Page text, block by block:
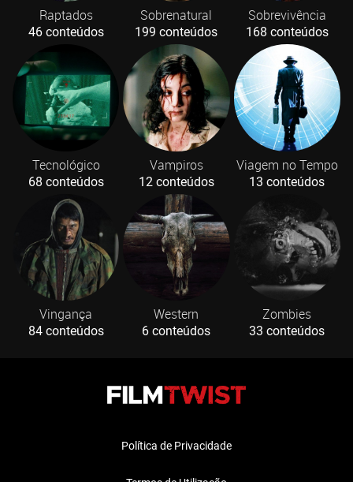
Raptados
46 conteúdos
Sobrenatural
199 conteúdos
Sobrevivência
168 conteúdos
Tecnológico
68 conteúdos
Vampiros
12 conteúdos
Viagem no Tempo
13 conteúdos
Vingança
84 conteúdos
Western
6 conteúdos
Zombies
33 conteúdos
Política de Privacidade